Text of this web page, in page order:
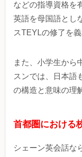
などの指導資格を
英語を母国語とし
スTEYLの修了を
また、小学生から
スンでは、日本語
の構造と意味の理
首都圏における
シェーン英会話な